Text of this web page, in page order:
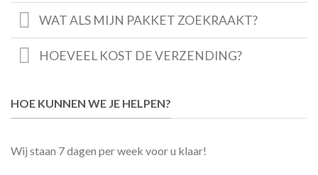
WAT ALS MIJN PAKKET ZOEKRAAKT?
HOEVEEL KOST DE VERZENDING?
HOE KUNNEN WE JE HELPEN?
Wij staan 7 dagen per week voor u klaar!